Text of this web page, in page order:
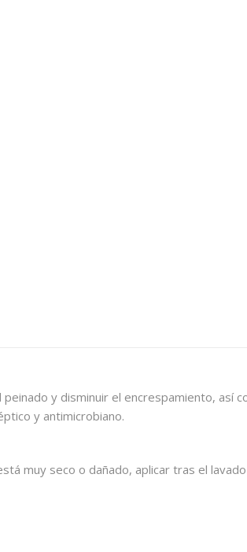
y disminuir el encrespamiento, así
y antimicrobiano.
muy seco o dañado, aplicar tras el